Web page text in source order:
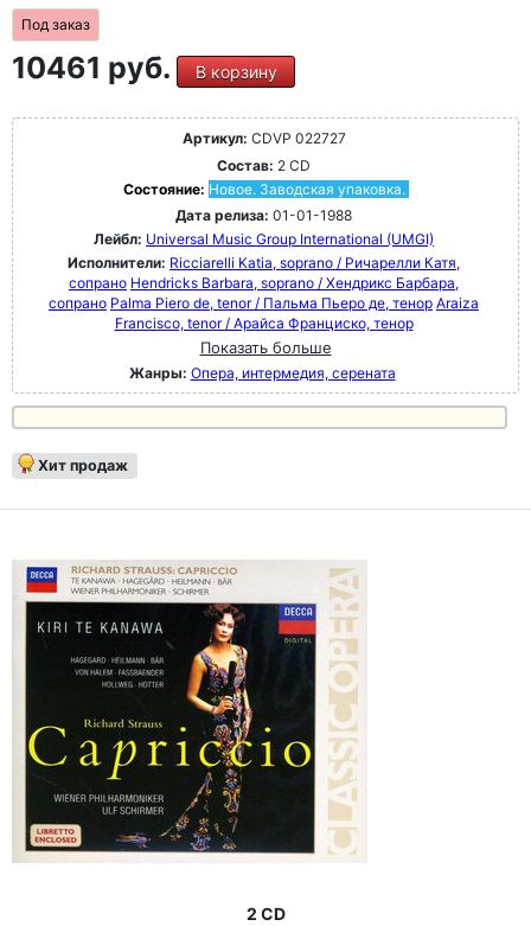
Под заказ
10461 руб. В корзину
Артикул: CDVP 022727
Состав: 2 CD
Состояние: Новое. Заводская упаковка.
Дата релиза: 01-01-1988
Лейбл: Universal Music Group International (UMGI)
Исполнители: Ricciarelli Katia, soprano / Ричарелли Катя,
сопрано Hendricks Barbara, soprano / Хендрикс Барбара,
сопрано Palma Piero de, tenor / Пальма Пьеро де, тенор Araiza
Francisco, tenor / Арайса Франциско, тенор
Показать больше
Жанры: Опера, интермедия, серената
Хит продаж
2 CD